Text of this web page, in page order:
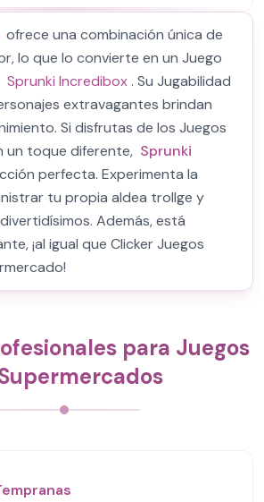
ofrece una combinación única de
lo que lo convierte en un Juego
Sprunki Incredibox. Su Jugabilidad
extravagantes brindan
Si disfrutas de los Juegos
un toque diferente, Sprunki
perfecta. Experimenta la
tu propia aldea trollge y
Además, está
¡al igual que Clicker Juegos
para Juegos